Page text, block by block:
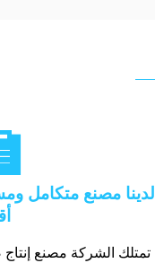
لدينا مصنع متكامل
تمتلك الشركة مصنع